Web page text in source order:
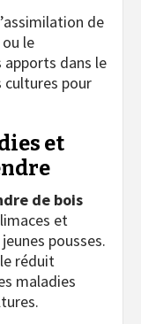
de
le
apports dans le
cultures pour
et
de bois
et
pousses.
réduit
maladies